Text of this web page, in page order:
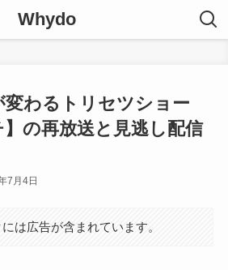
Whydo
変わるトリセツショー
】の再放送と見逃し配信
7月4日
は広告が含まれています。